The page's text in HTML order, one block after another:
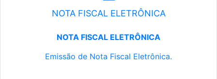
NOTA FISCAL ELETRÔNICA
NOTA FISCAL ELETRÔNICA
Emissão de Nota Fiscal Eletrônica.